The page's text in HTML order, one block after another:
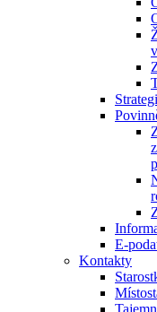
E-
Kontakty